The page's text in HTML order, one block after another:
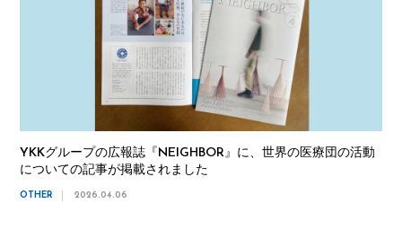
YKKグループの広報誌『NEIGHBOR』に、世界の医療団の活動
についての記事が掲載されました
OTHER 2026.04.06